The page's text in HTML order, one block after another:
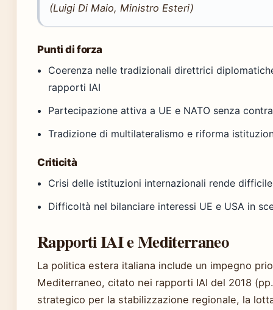
(Luigi Di Maio, Ministro Esteri)
Punti di forza
Coerenza nelle tradizionali direttrici
rapporti IAI
Partecipazione attiva a UE e NATO senza
Tradizione di multilateralismo e riforma
Criticità
Crisi delle istituzioni internazionali rende
Difficoltà nel bilanciare interessi UE e USA in
Rapporti IAI e Mediterraneo
La politica estera italiana include un impegno
Mediterraneo, citato nei rapporti IAI del 2018
strategico per la stabilizzazione regionale, la